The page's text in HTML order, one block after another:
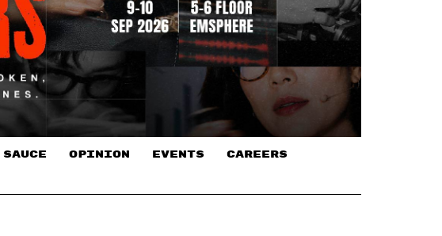
OPINION EVENTS CAREERS